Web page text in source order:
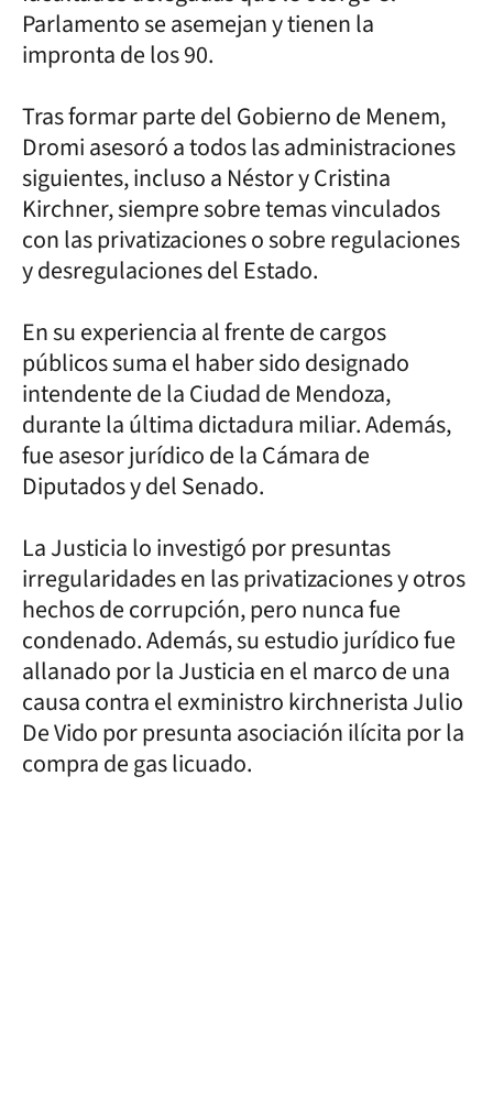
Parlamento se asemejan y tienen la
impronta de los 90.
Tras formar parte del Gobierno de Menem,
Dromi asesoró a todos las administraciones
siguientes, incluso a Néstor y Cristina
Kirchner, siempre sobre temas vinculados
con las privatizaciones o sobre regulaciones
y desregulaciones del Estado.
En su experiencia al frente de cargos
públicos suma el haber sido designado
intendente de la Ciudad de Mendoza,
durante la última dictadura miliar. Además,
fue asesor jurídico de la Cámara de
Diputados y del Senado.
La Justicia lo investigó por presuntas
irregularidades en las privatizaciones y otros
hechos de corrupción, pero nunca fue
condenado. Además, su estudio jurídico fue
allanado por la Justicia en el marco de una
causa contra el exministro kirchnerista Julio
De Vido por presunta asociación ilícita por la
compra de gas licuado.